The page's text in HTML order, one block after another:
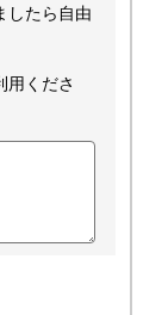
したら自由
用くださ